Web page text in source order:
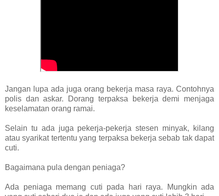
Jangan lupa ada juga orang bekerja masa raya. Contohnya
polis dan askar. Dorang terpaksa bekerja demi menjaga
keselamatan orang ramai.
Selain tu ada juga pekerja-pekerja stesen minyak, kilang
atau syarikat tertentu yang terpaksa bekerja sebab tak dapat
cuti.
Bagaimana pula dengan peniaga?
Ada peniaga memang cuti pada hari raya. Mungkin ada